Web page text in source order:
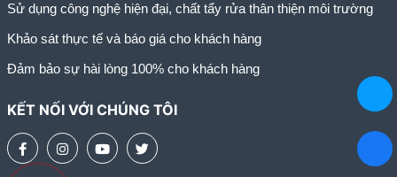
Sử dụng công nghệ hiện đại, chất tẩy rửa thân thiện môi trường
Khảo sát thực tế và báo giá cho khách hàng
Đảm bảo sự hài lòng 100% cho khách hàng
KẾT NỐI VỚI CHÚNG TÔI